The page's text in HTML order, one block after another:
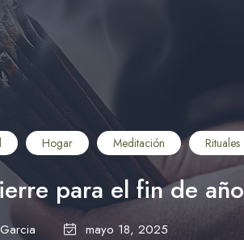
Hogar Meditación Rituales
para el fin de año
mayo 18, 2025